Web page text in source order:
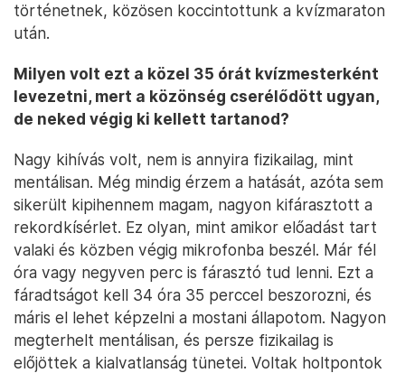
történetnek, közösen koccintottunk a kvízmaraton
után.
Milyen volt ezt a közel 35 órát kvízmesterként
levezetni, mert a közönség cserélődött ugyan,
de neked végig ki kellett tartanod?
Nagy kihívás volt, nem is annyira fizikailag, mint
mentálisan. Még mindig érzem a hatását, azóta sem
sikerült kipihennem magam, nagyon kifárasztott a
rekordkísérlet. Ez olyan, mint amikor előadást tart
valaki és közben végig mikrofonba beszél. Már fél
óra vagy negyven perc is fárasztó tud lenni. Ezt a
fáradtságot kell 34 óra 35 perccel beszorozni, és
máris el lehet képzelni a mostani állapotom. Nagyon
megterhelt mentálisan, és persze fizikailag is
előjöttek a kialvatlanság tünetei. Voltak holtpontok